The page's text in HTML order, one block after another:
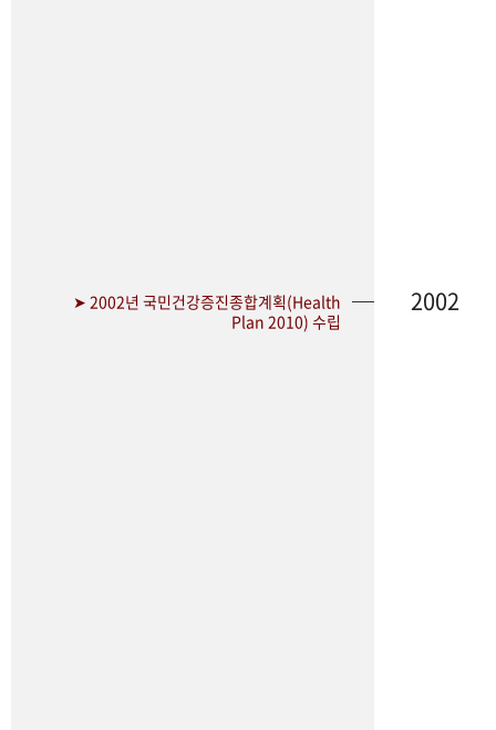
➤ 2002년 국민건강증진종합계획(Health
Plan 2010) 수립
2002